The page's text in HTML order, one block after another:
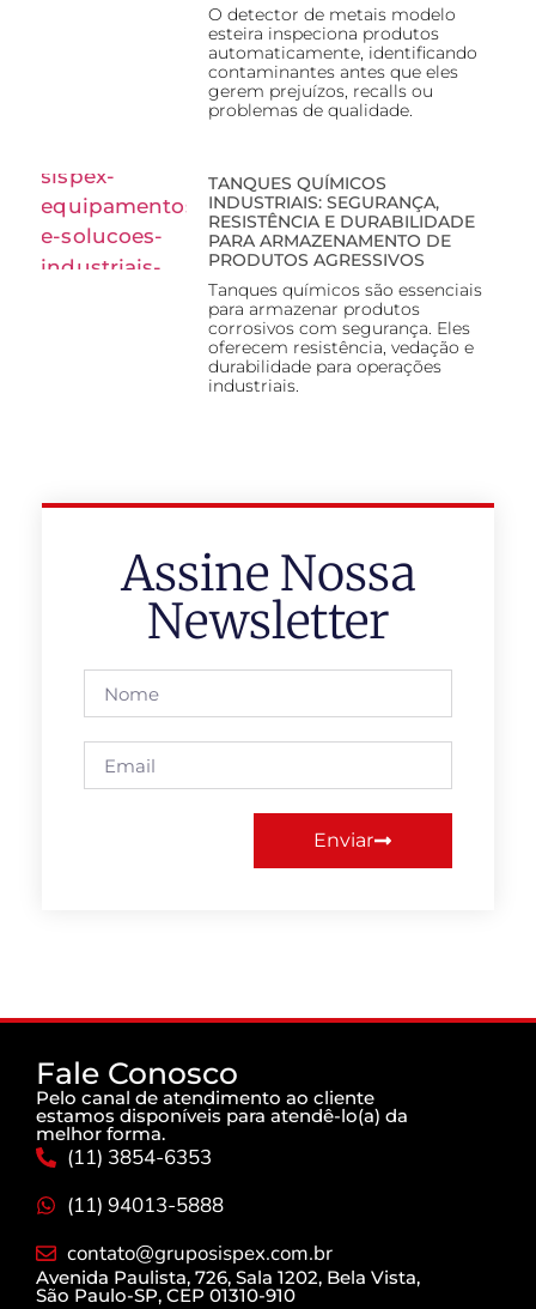
O detector de metais modelo
esteira inspeciona produtos
automaticamente, identificando
contaminantes antes que eles
gerem prejuízos, recalls ou
problemas de qualidade.
TANQUES QUÍMICOS
INDUSTRIAIS: SEGURANÇA,
RESISTÊNCIA E DURABILIDADE
PARA ARMAZENAMENTO DE
PRODUTOS AGRESSIVOS
Tanques químicos são essenciais
para armazenar produtos
corrosivos com segurança. Eles
oferecem resistência, vedação e
durabilidade para operações
industriais.
Assine Nossa
Newsletter
Enviar
Fale Conosco
Pelo canal de atendimento ao cliente
estamos disponíveis para atendê-lo(a) da
melhor forma.
(11) 3854-6353
(11) 94013-5888
contato@gruposispex.com.br
Avenida Paulista, 726, Sala 1202, Bela Vista,
São Paulo-SP, CEP 01310-910